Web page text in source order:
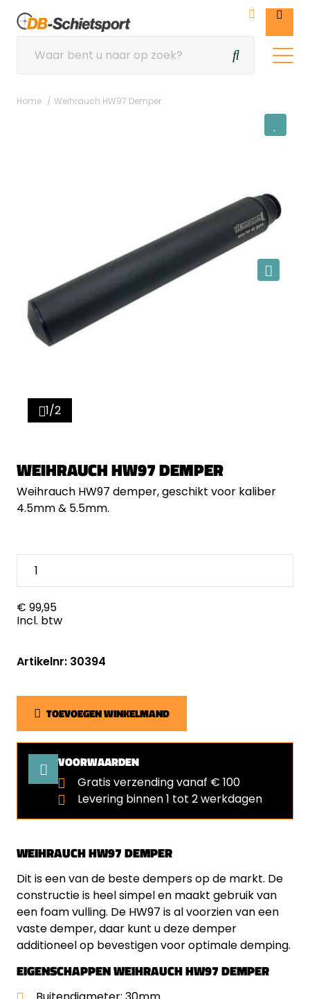
Home Weihrauch HW97 Demper
WEIHRAUCH HW97 DEMPER
Dit is een van de beste dempers op de markt. De
constructie is heel simpel en maakt gebruik van
een foam vulling. De HW97 is al voorzien van een
vaste demper, daar kunt u deze demper
additioneel op bevestigen voor optimale demping.
EIGENSCHAPPEN WEIHRAUCH HW97 DEMPER
1/2
WEIHRAUCH HW97 DEMPER
Weihrauch HW97 demper, geschikt voor kaliber
4.5mm & 5.5mm.
€ 99,95
Incl. btw
Artikelnr: 30394
TOEVOEGEN WINKELMAND
VOORWAARDEN
Gratis verzending vanaf € 100
Levering binnen 1 tot 2 werkdagen